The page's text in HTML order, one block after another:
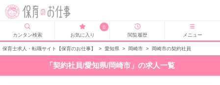
カンタン検索
0
お気に入り
閲覧履歴 メニュー
保育士求人・転職サイト【保育のお仕事】 > 愛知県 > 岡崎市 > 岡崎市の契約社員
「契約社員/愛知県/岡崎市」の求人一覧